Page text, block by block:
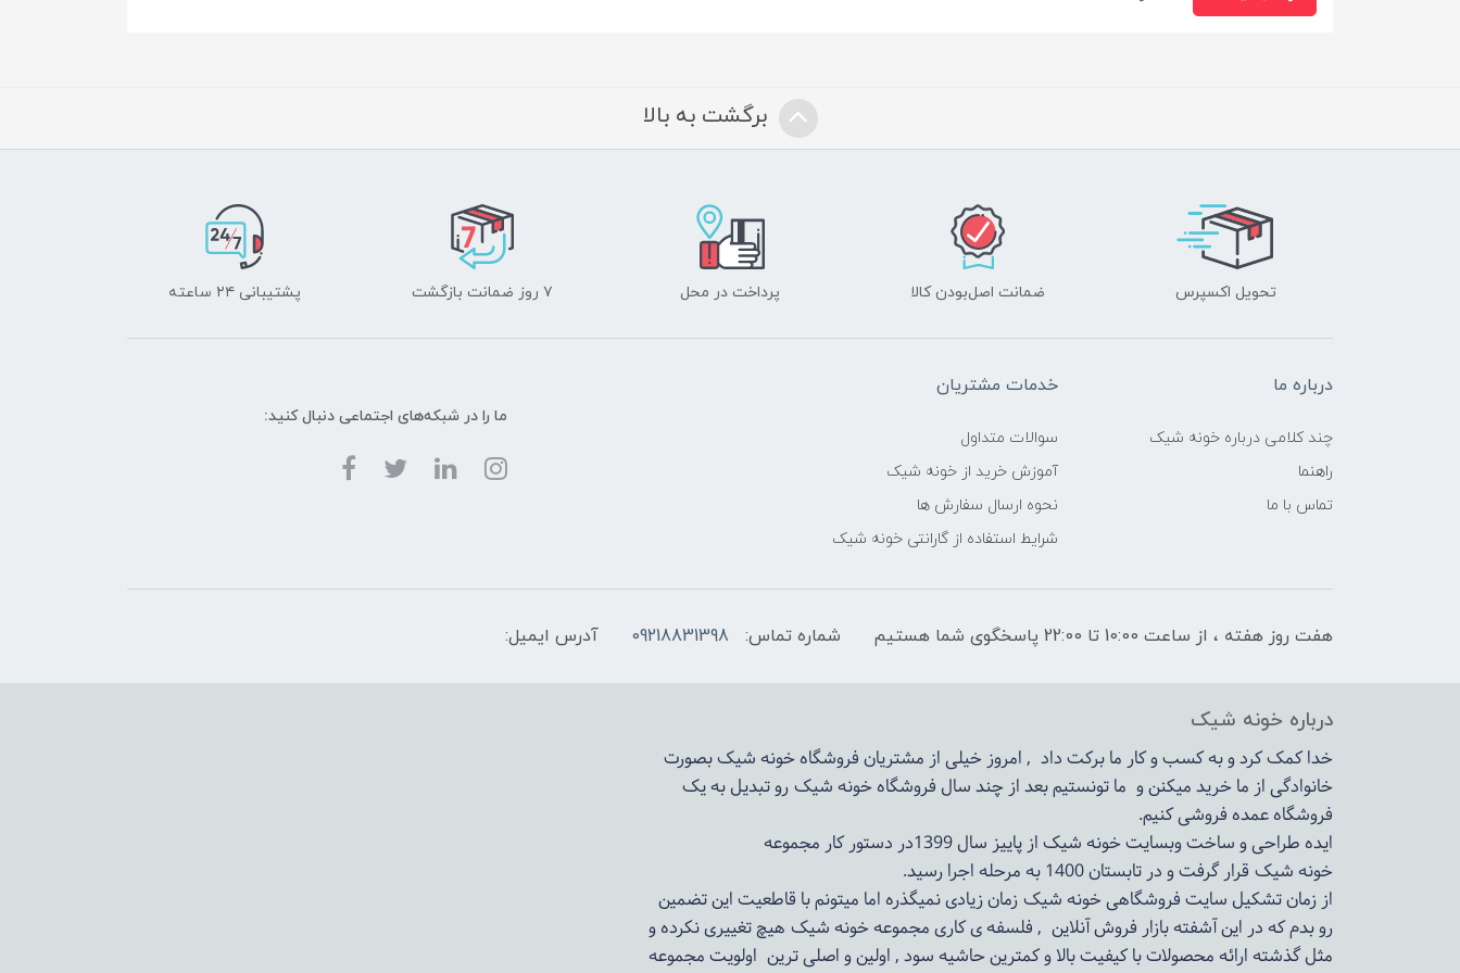
برگشت به بالا
تحویل اکسپرس ضمانت اصل‌بودن کالا پرداخت در محل ۷ روز ضمانت بازگشت پشتیبانی ۲۴ ساعته
درباره ما
چند کلامی درباره خونه شیک
راهنما
تماس با ما
خدمات مشتریان
سوالات متداول
آموزش خرید از خونه شیک
نحوه ارسال سفارش ها
شرایط استفاده از گارانتی خونه شیک
ما را در شبکه‌های اجتماعی دنبال کنید:
هفت روز هفته ، از ساعت 10:00 تا 22:00 پاسخگوی شما هستیم شماره تماس: 09218831398 آدرس ایمیل:
درباره خونه شیک
خدا کمک کرد و به کسب و کار ما برکت داد , امروز خیلی از مشتریان فروشگاه خونه شیک بصورت
خانوادگی از ما خرید میکنن و ما تونستیم بعد از چند سال فروشگاهخونه شیکرو تبدیل به یک
فروشگاه عمده فروشی کنیم.
ایده طراحی و ساخت وبسایت خونه شیک از پاییز سال 1399در دستور کار مجموعه
خونه شیک قرار گرفت و در تابستان 1400 به مرحله اجرا رسید.
از زمان تشکیل سایت فروشگاهیخونه شیکزمان زیادی نمیگذره اما میتونم با قاطعیت این تضمین
رو بدم که در این آشفته بازار فروش آنلاین , فلسفه ی کاری مجموعهخونه شیک هیچ تغییری نکرده و
مثل گذشته ارائه محصولات با کیفیت بالا و کمترین حاشیه سود , اولین و اصلی ترین اولویت مجموعه